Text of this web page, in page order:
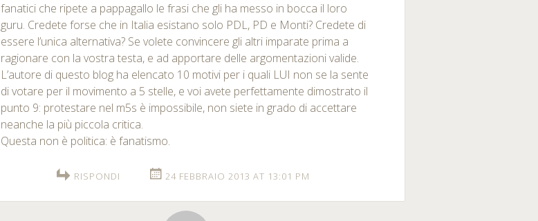
fanatici che ripete a pappagallo le frasi che gli ha messo in bocca il loro
guru. Credete forse che in Italia esistano solo PDL, PD e Monti? Credete di
essere l’unica alternativa? Se volete convincere gli altri imparate prima a
ragionare con la vostra testa, e ad apportare delle argomentazioni valide.
L’autore di questo blog ha elencato 10 motivi per i quali LUI non se la sente
di votare per il movimento a 5 stelle, e voi avete perfettamente dimostrato il
punto 9: protestare nel m5s è impossibile, non siete in grado di accettare
neanche la più piccola critica.
Questa non è politica: è fanatismo.
RISPONDI 24 FEBBRAIO 2013 AT 13:01 PM